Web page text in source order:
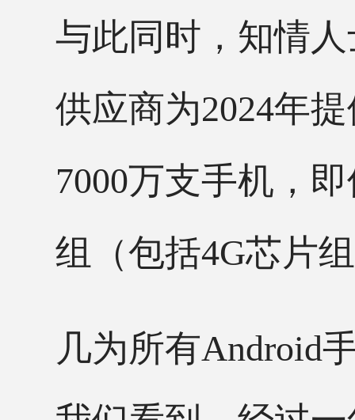
与此同时，知情
供应商为2024年
7000万支手机，
组（包括4G芯片
几为所有Android